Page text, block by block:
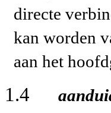
directe
kan worden
aan het
1.4